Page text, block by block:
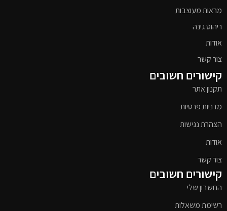
מראות מעוצבות
ריהוט גינה
אודות
צור קשר
קישורים חשובים
תקנון אתר
מדניות פרטיות
הצהרת נגישות
אודות
צור קשר
קישורים חשובים
החשבון שלי
רשימת משאלות